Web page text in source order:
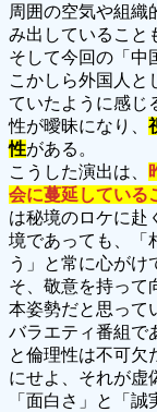
周囲の空気や組織
み出していること
そして今回の「中
こかしら外国人と
ていたように感じ
性が曖昧になり、
性がある。
こうした演出は、
会に蔓延している
は秘境のロケに赴
境であっても、「
う」と常に心がけ
そ、敬意を持って
本姿勢だと思って
バラエティ番組で
と倫理性は不可欠
にせよ、それが虚
「面白さ」と「